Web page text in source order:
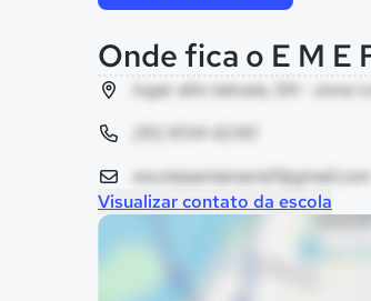
Onde fica o E M E
lugar alto tatuaia, SN - zona
(91) 9134-6240
escolasantamaria11@gmail.com
Visualizar contato da escola